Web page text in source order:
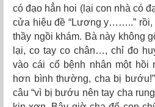
có đạo hẳn hoi (lại con nhà có
cửa hiệu đề “Lương y……..” rồi,
thầy ngồi khám. Bà này không
lại, co tay co chân…, chỉ đo
vào cái cổ bệnh nhân một hồi
hơn bình thường, cha bị
câu “vì bị bướu nên tay cha